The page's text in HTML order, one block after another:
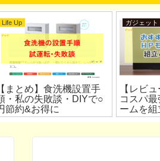
Life Up
【まとめ】食洗機設置手
・私の失敗談・DIYで○
節約&お得に
ガジェット
【レビ
コスパ
ームを